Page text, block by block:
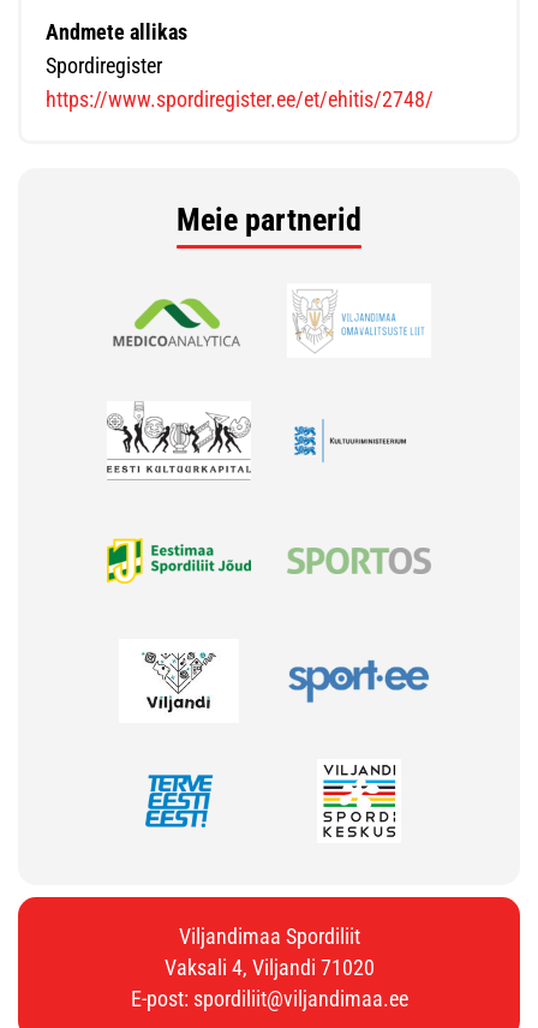
Andmete allikas
Spordiregister
https://www.spordiregister.ee/et/ehitis/2748/
Meie partnerid
Viljandimaa Spordiliit
Vaksali 4, Viljandi 71020
E-post: spordiliit@viljandimaa.ee